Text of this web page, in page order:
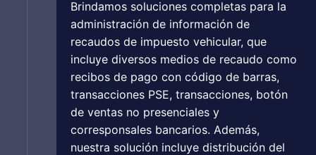
Brindamos soluciones completas para la
administración de información de
recaudos de impuesto vehicular, que
incluye diversos medios de recaudo como
recibos de pago con código de barras,
transacciones PSE, transacciones, botón
de ventas no presenciales y
corresponsales bancarios. Además,
nuestra solución incluye distribución del